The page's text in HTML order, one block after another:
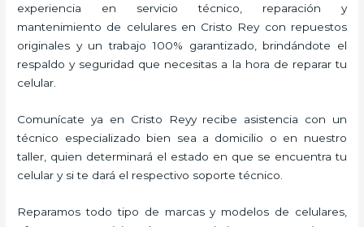
experiencia en servicio técnico, reparación y
mantenimiento de celulares en Cristo Rey con repuestos
originales y un trabajo 100% garantizado, brindándote el
respaldo y seguridad que necesitas a la hora de reparar tu
celular.
Comunícate ya en Cristo Reyy recibe asistencia con un
técnico especializado bien sea a domicilio o en nuestro
taller, quien determinará el estado en que se encuentra tu
celular y si te dará el respectivo soporte técnico.
Reparamos todo tipo de marcas y modelos de celulares,